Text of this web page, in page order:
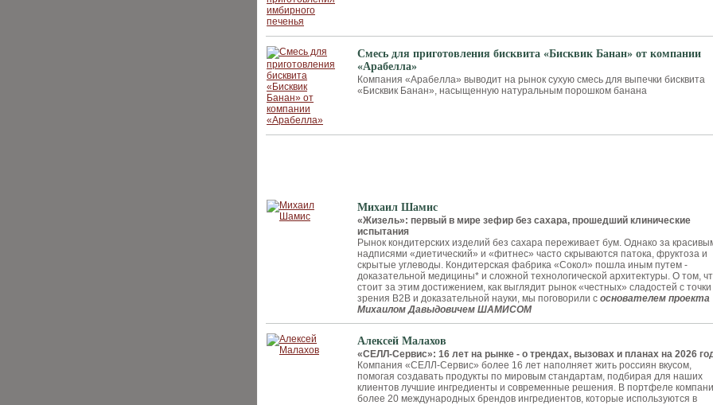
Смесь для приготовления бисквита «Бисквик Банан» от компании
«Арабелла»
Компания «Арабелла» выводит на рынок сухую смесь для выпечки бисквита
«Бисквик Банан», насыщенную натуральным порошком банана
Михаил Шамис
«Жизель»: первый в мире зефир без сахара, прошедший клинические
испытания
Рынок кондитерских изделий без сахара переживает бум. Однако за
надписями «диетический» и «фитнес» часто скрываются патока, фруктоза и
скрытые углеводы. Кондитерская фабрика «Сокол» пошла иным путем -
доказательной медицины* и сложной технологической архитектуры. О том,
стоит за этим достижением, как выглядит рынок «честных» сладостей с точки
зрения B2B и доказательной науки, мы поговорили с основателем проекта
Михаилом Давыдовичем ШАМИСОМ
Алексей Малахов
«СЕЛЛ‑Сервис»: 16 лет на рынке - о трендах, вызовах и планах на 2026
Компания «СЕЛЛ-Сервис» более 16 лет наполняет жить россиян вкусом,
помогая создавать продукты по мировым стандартам, подбирая для наших
клиентов лучшие ингредиенты и современные решения. В портфеле
более 20 международных брендов ингредиентов, которые используются в